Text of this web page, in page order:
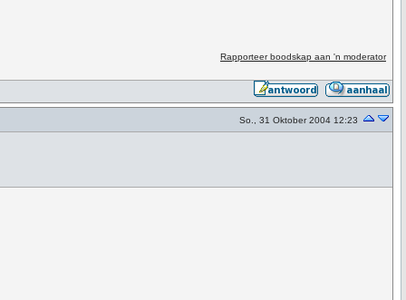
Rapporteer boodskap aan 'n moderator
So., 31 Oktober 2004 12:23